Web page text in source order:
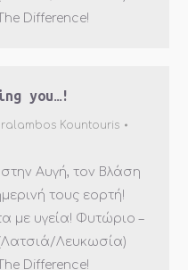
Difference!
you…!
Kountouris
Αυγή, τον Βλάση
τους εορτή!
με υγεία! Φυτώριο –
Λευκωσία)
Difference!